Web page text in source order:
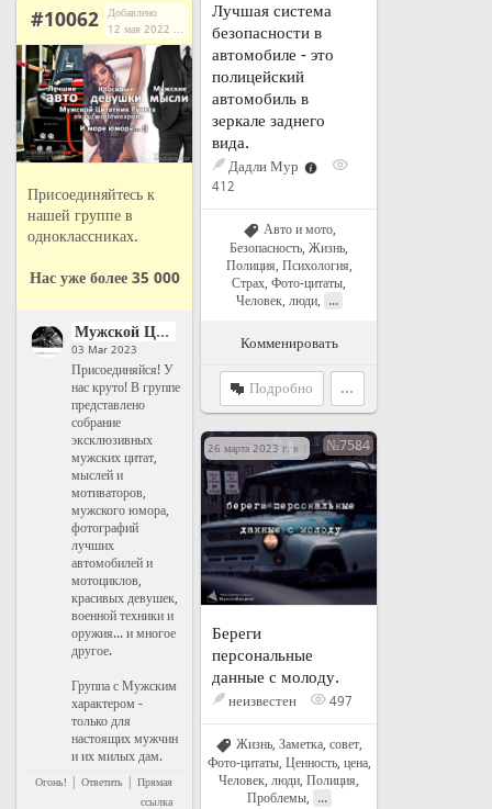
Лучшая система
безопасности в
автомобиле - это
полицейский
автомобиль в
зеркале заднего
вида.
Дадли Мур
412
Авто и мото,
Безопасность, Жизнь,
Полиция, Психология,
Страх, Фото-цитаты,
Человек, люди, ...
Комменировать
Подробно ...
#10062
Добавлено
12 мая 2022 г. в 14:03
Присоединяйтесь к
нашей группе в
одноклассниках.
Нас уже более 35 000
Мужской Цитатник Рунета
03 Mar 2023
Присоединяйся! У
нас круто! В группе
представлено
собрание
эксклюзивных
мужских цитат,
мыслей и
мотиваторов,
мужского юмора,
фотографий
лучших
автомобилей и
мотоциклов,
красивых девушек,
военной техники и
оружия... и многое
другое.
Группа с Мужским
характером -
только для
настоящих мужчин
и их милых дам.
Огонь! | Ответить | Прямая
ссылка
26 марта 2023 г. в 15:20№7584
Береги
персональные
данные с молоду.
неизвестен 497
Жизнь, Заметка, совет,
Фото-цитаты, Ценность, цена,
Человек, люди, Полиция,
Проблемы, ...